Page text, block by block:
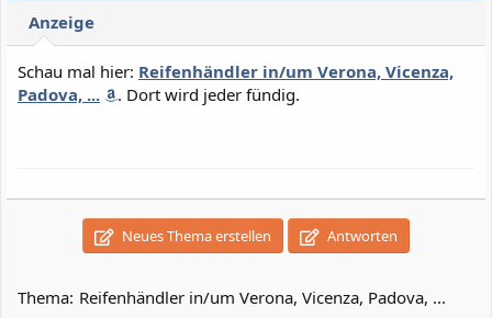
Anzeige
Schau mal hier: Reifenhändler in/um Verona, Vicenza,
Padova, ...
. Dort wird jeder fündig.
Neues Thema erstellen Antworten
Thema: Reifenhändler in/um Verona, Vicenza, Padova, ...